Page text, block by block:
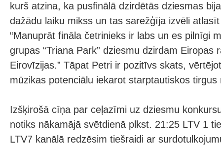
kurš atzina, ka pusfinālā dzirdētās dziesmas
dažādu laiku mikss un tas sarežģīja izvēli
“Manuprāt fināla četrinieks ir labs un es pilnīgi
grupas “Triana Park” dziesmu dzirdam Eiropas
Eirovīzijas.” Tāpat Petri ir pozitīvs skats,
mūzikas potenciālu iekarot starptautiskos tirgus
Izšķirošā cīņa par ceļazīmi uz dziesmu
notiks nākamājā svētdienā plkst. 21:25 LTV 1
LTV7 kanālā redzēsim tiešraidi ar